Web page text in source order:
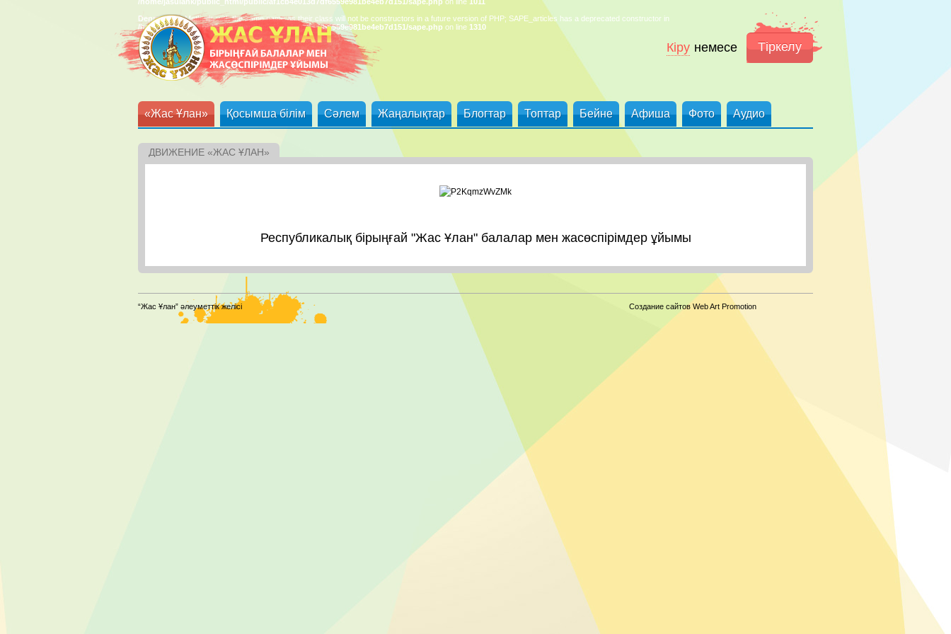
Deprecated: Methods with the same name as their class will not be constructors in a future version of PHP; SAPE_articles has a deprecated constructor in
/home/jasulank/public_html/public/af1cb4e013d7df6559e981be4eb7d151/sape.php on line 1310
Кіру немесе Тіркелу
«Жас Ұлан» Қосымша білім Сәлем Жаңалықтар Блогтар Топтар Бейне Афиша Фото Аудио
ДВИЖЕНИЕ «ЖАС ҰЛАН»
Республикалық бірыңғай "Жас Ұлан" балалар мен жасөспірімдер ұйымы
“Жас Ұлан” әлеуметтік желісі Создание сайтов Web Art Promotion